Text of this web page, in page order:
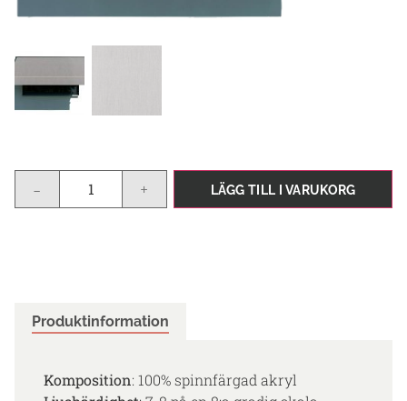
- + LÄGG TILL I VARUKORG
Produktinformation
Komposition: 100% spinnfärgad akryl